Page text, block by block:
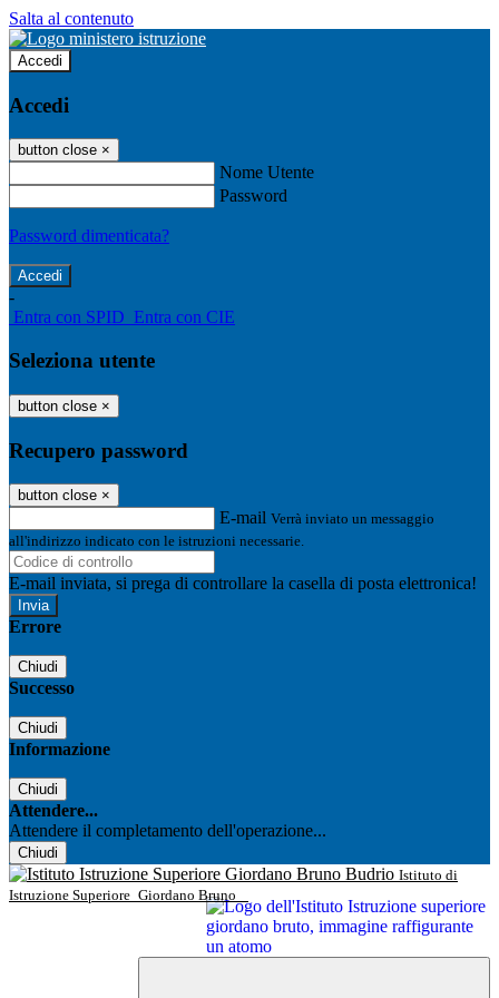
Salta al contenuto
Accedi
Accedi
button close ×
Nome Utente
Password
Password dimenticata?
-
Entra con SPID Entra con CIE
Seleziona utente
button close ×
Recupero password
button close ×
E-mail Verrà inviato un messaggio
all'indirizzo indicato con le istruzioni necessarie.
E-mail inviata, si prega di controllare la casella di posta elettronica!
Errore
Chiudi
Successo
Chiudi
Informazione
Chiudi
Attendere...
Attendere il completamento dell'operazione...
Chiudi
Istituto di
Istruzione Superiore Giordano Bruno